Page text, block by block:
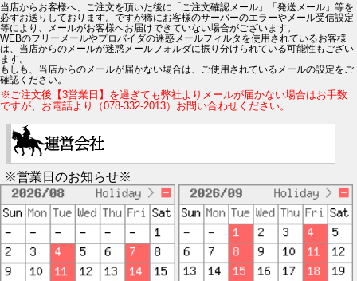
当店からお客様へ、ご注文を頂いた後に「ご注文確認メール」「発送メール」等を
必ずお送りしております。ですが稀にお客様のサーバーのエラーやメール受信設定
等により、メールがお客様へお届けできていない場合がございます。
WEBのフリーメールやプロバイダの迷惑メールフィルタを使用されているお客様
は、当店からのメールが迷惑メールフォルダに振り分けられている可能性もござい
ます。
もしも、当店からのメールが届かない場合は、ご使用されているメールの設定をご
確認ください。
※ご注文後【3営業日】を過ぎても弊社よりメールが届かない場合はお手数
ですが、お電話より（078-332-2013）お問い合わせください。
※営業日のお知らせ※